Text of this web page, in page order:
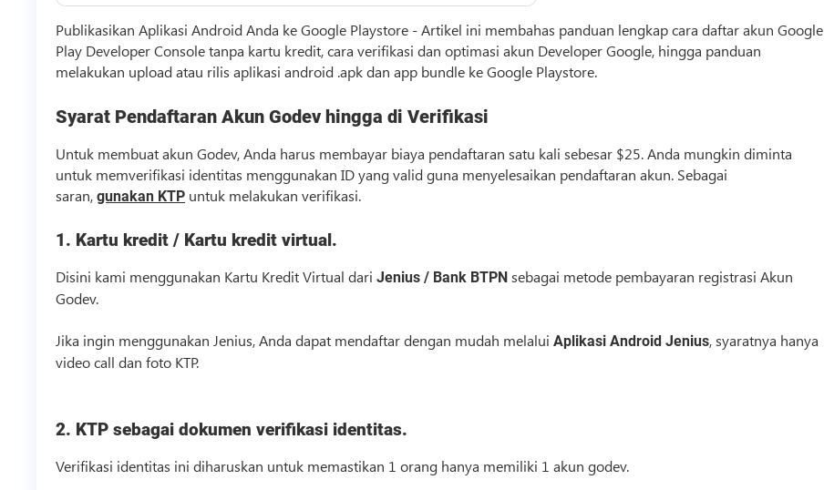
Publikasikan Aplikasi Android Anda ke Google Playstore -Artikel ini membahas panduan lengkap cara daftar akun Google
Play Developer Console tanpa kartu kredit, cara verifikasi dan optimasi akun Developer Google, hingga panduan
melakukan upload atau rilis aplikasi android .apk dan app bundle ke Google Playstore.
Syarat Pendaftaran Akun Godev hingga di Verifikasi
Untuk membuat akun Godev, Anda harus membayar biaya pendaftaran satu kali sebesar $25. Anda mungkin diminta
untuk memverifikasi identitas menggunakan ID yang valid guna menyelesaikan pendaftaran akun. Sebagai
saran, gunakan KTP untuk melakukan verifikasi.
1. Kartu kredit / Kartu kredit virtual.
Disini kami menggunakan Kartu Kredit Virtual dari Jenius / Bank BTPN sebagai metode pembayaran registrasi Akun
Godev.
Jika ingin menggunakan Jenius, Anda dapat mendaftar dengan mudah melalui Aplikasi Android Jenius, syaratnya hanya
videocall dan foto KTP.
2. KTP sebagai dokumen verifikasi identitas.
Verifikasi identitas ini diharuskan untuk memastikan 1 orang hanya memiliki 1 akun godev.